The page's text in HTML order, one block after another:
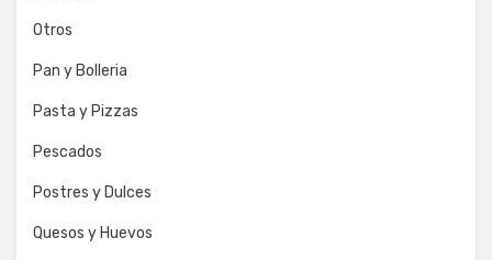
Otros
Pan y Bolleria
Pasta y Pizzas
Pescados
Postres y Dulces
Quesos y Huevos